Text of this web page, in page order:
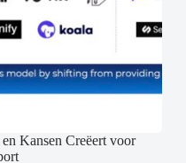
Kansen Creëert voor